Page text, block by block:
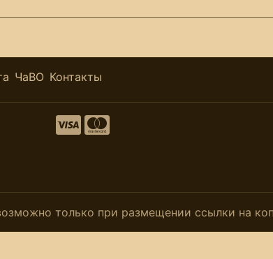
ЧаВО Контакты
только при размещении ссылки на